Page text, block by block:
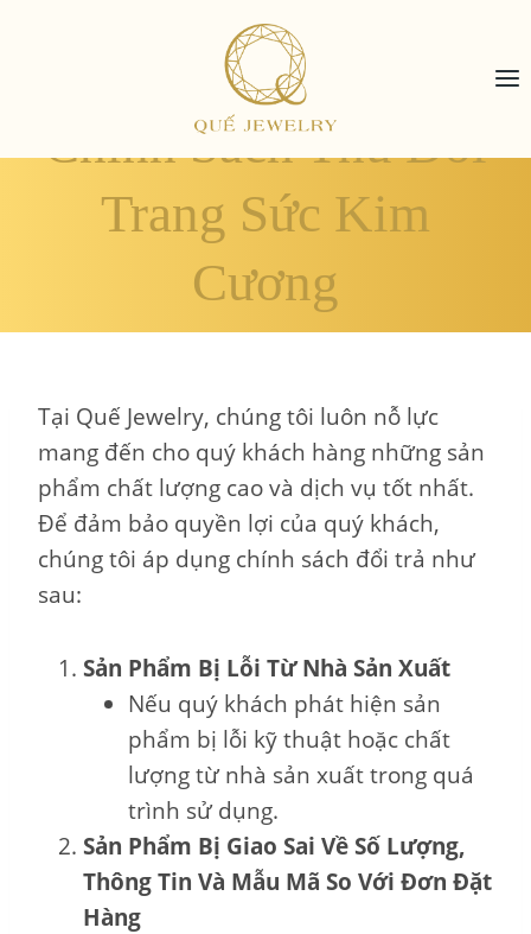
Chính Sách Thu Đổi
Trang Sức Kim
Cương
Tại Quế Jewelry, chúng tôi luôn nỗ lực
mang đến cho quý khách hàng những sản
phẩm chất lượng cao và dịch vụ tốt nhất.
Để đảm bảo quyền lợi của quý khách,
chúng tôi áp dụng chính sách đổi trả như
sau:
Sản Phẩm Bị Lỗi Từ Nhà Sản Xuất
Nếu quý khách phát hiện sản
phẩm bị lỗi kỹ thuật hoặc chất
lượng từ nhà sản xuất trong quá
trình sử dụng.
Sản Phẩm Bị Giao Sai Về Số Lượng,
Thông Tin Và Mẫu Mã So Với Đơn Đặt
Hàng